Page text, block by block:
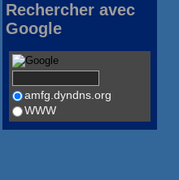
Rechercher avec
Google
amfg.dyndns.org
WWW